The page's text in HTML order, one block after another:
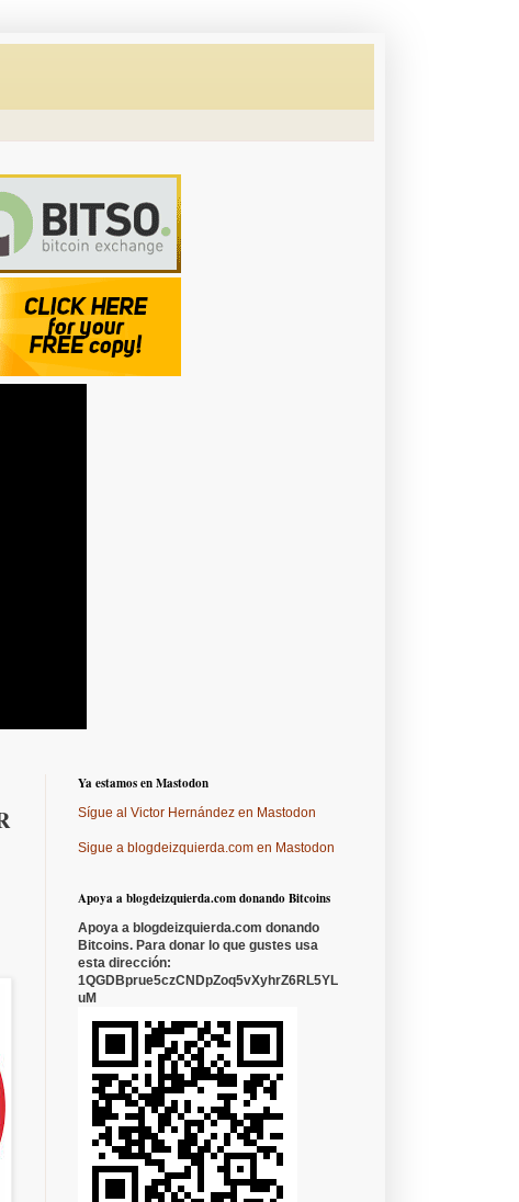
Ya estamos en Mastodon
Sígue al Victor Hernández en Mastodon
Sigue a blogdeizquierda.com en Mastodon
Apoya a blogdeizquierda.com donando Bitcoins
Apoya a blogdeizquierda.com donando
Bitcoins. Para donar lo que gustes usa
esta dirección:
1QGDBprue5czCNDpZoq5vXyhrZ6RL5YL
uM